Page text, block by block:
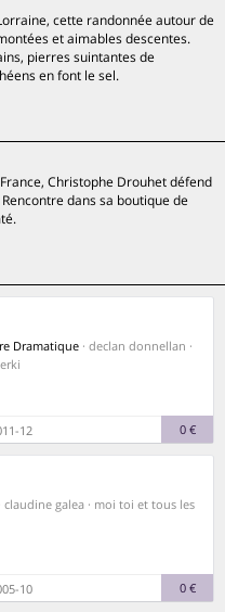
cette randonnée autour de
et aimables descentes.
pierres suintantes de
en font le sel.
Christophe Drouhet défend
dans sa boutique de
Dramatique · declan donnellan ·
12 0 €
· claudine galea · moi toi et tous les
10 0 €